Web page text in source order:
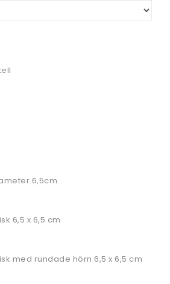
6,5cm
6,5 x 6,5 cm
med rundade hörn 6,5 x 6,5 cm